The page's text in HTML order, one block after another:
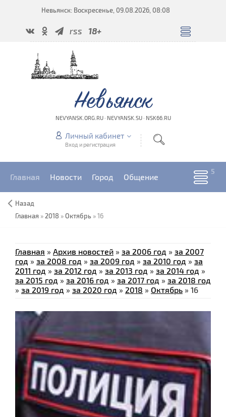
Невьянск: Воскресенье, 09.08.2026, 08:08
rss 18+
Невьянск
NEVYANSK.ORG.RU · NEVYANSK.SU · NSK66.RU
Личный кабинет
Вход и регистрация
Главная Новости Город Общение
Назад
Главная » 2018 »Октябрь »16
Главная » Архив новостей » за 2006 год » за 2007
год » за 2008 год » за 2009 год » за 2010 год » за
2011 год » за 2012 год » за 2013 год » за 2014 год »
за 2015 год » за 2016 год » за 2017 год » за 2018 год
» за 2019 год » за 2020 год » 2018 » Октябрь » 16